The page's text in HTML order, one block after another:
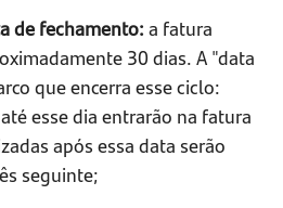
de fechamento:a fatura
30 dias. A "data
que encerra esse ciclo:
esse dia entrarão na fatura
após essa data serão
seguinte;